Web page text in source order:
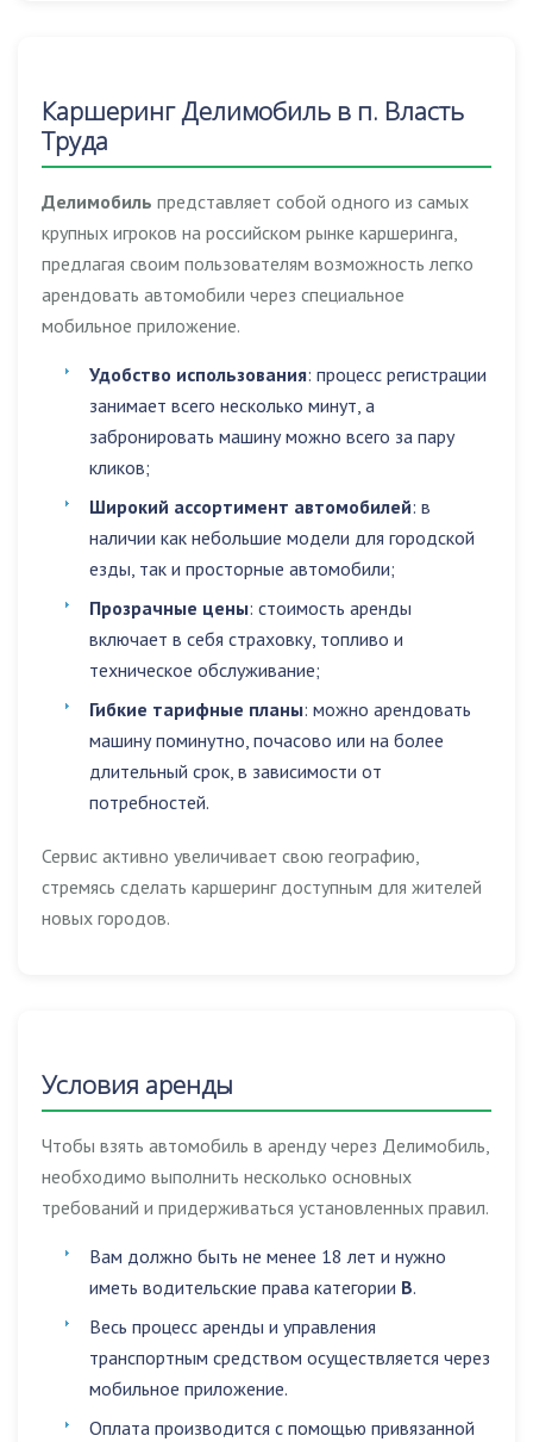
Каршеринг Делимобиль в п. Власть
Труда
Делимобиль представляет собой одного из самых
крупных игроков на российском рынке каршеринга,
предлагая своим пользователям возможность легко
арендовать автомобили через специальное
мобильное приложение.
Удобство использования: процесс регистрации
занимает всего несколько минут, а
забронировать машину можно всего за пару
кликов;
Широкий ассортимент автомобилей: в
наличии как небольшие модели для городской
езды, так и просторные автомобили;
Прозрачные цены: стоимость аренды
включает в себя страховку, топливо и
техническое обслуживание;
Гибкие тарифные планы: можно арендовать
машину поминутно, почасово или на более
длительный срок, в зависимости от
потребностей.
Сервис активно увеличивает свою географию,
стремясь сделать каршеринг доступным для жителей
новых городов.
Условия аренды
Чтобы взять автомобиль в аренду через Делимобиль,
необходимо выполнить несколько основных
требований и придерживаться установленных правил.
Вам должно быть не менее 18 лет и нужно
иметь водительские права категории B.
Весь процесс аренды и управления
транспортным средством осуществляется через
мобильное приложение.
Оплата производится с помощью привязанной